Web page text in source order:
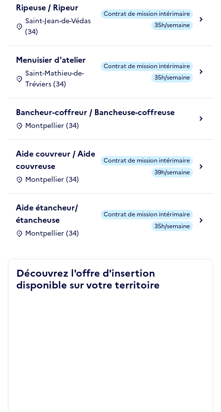
Ripeuse / Ripeur
Saint-Jean-de-Védas
(34)
Contrat de mission intérimaire
35h/semaine
Menuisier d'atelier
Saint-Mathieu-de-
Tréviers (34)
Contrat de mission intérimaire
35h/semaine
Bancheur-coffreur / Bancheuse-coffreuse
Montpellier (34)
Aide couvreur / Aide
couvreuse
Montpellier (34)
Contrat de mission intérimaire
39h/semaine
Aide étancheur/
étancheuse
Montpellier (34)
Contrat de mission intérimaire
35h/semaine
Découvrez l'offre d'insertion
disponible sur votre territoire